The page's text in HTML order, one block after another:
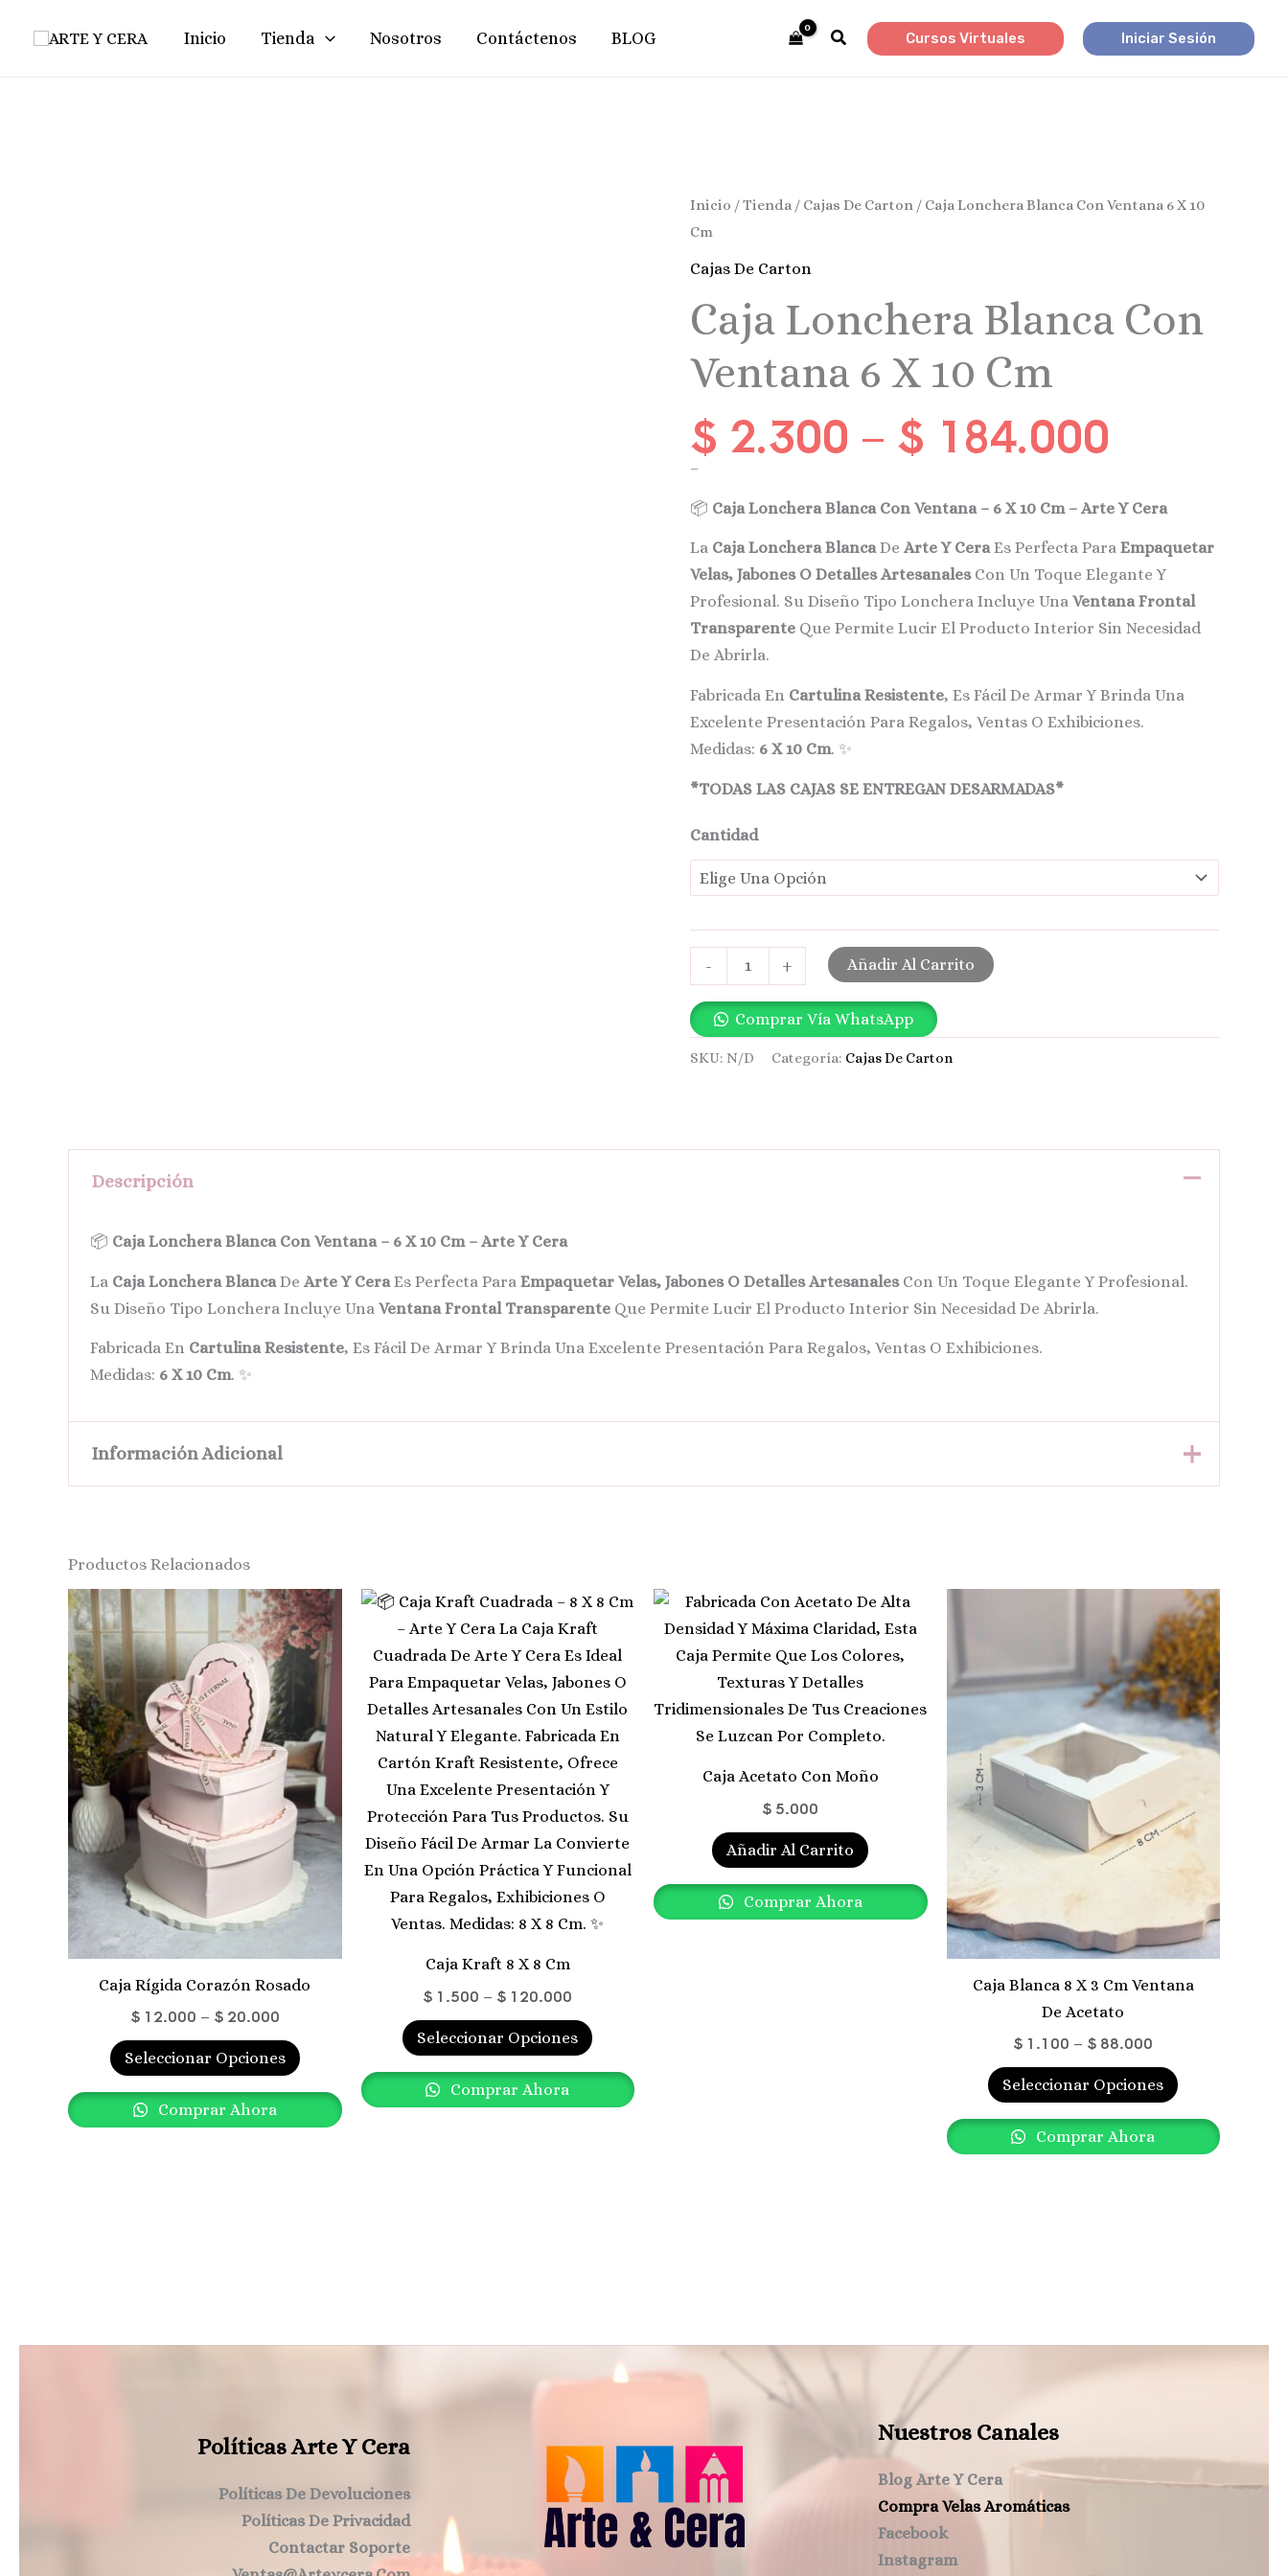
Inicio Tienda Nosotros Contáctenos BLOG Cursos Virtuales Iniciar Sesión
Inicio /Tienda / Cajas De Carton / Caja Lonchera Blanca Con Ventana 6 X 10
Cm
Cajas De Carton
Caja Lonchera Blanca Con
Ventana 6 X 10 Cm
$ 2.300 – $ 184.000
Price
$
–
📦 Caja Lonchera Blanca Con Ventana – 6 X 10 Cm – Arte Y Cera
La Caja Lonchera BlancaDeArte Y CeraEs Perfecta ParaEmpaquetar
Velas, Jabones O Detalles ArtesanalesCon Un Toque Elegante Y
Profesional. Su Diseño Tipo Lonchera Incluye UnaVentana Frontal
Transparente Que Permite Lucir El Producto Interior Sin Necesidad
De Abrirla.
Fabricada En Cartulina Resistente, Es Fácil De Armar Y Brinda Una
Excelente Presentación Para Regalos, Ventas O Exhibiciones.
Medidas: 6 X 10 Cm. ✨
*TODAS LAS CAJAS SE ENTREGAN DESARMADAS*
Cantidad
-
Caja
Lonchera
Con
Ventana
6
X
10
Cm
Cantidad
+ Añadir Al Carrito
Comprar Vía WhatsApp
SKU: N/D Categoría: Cajas De Carton
Descripción
📦 Caja Lonchera Blanca Con Ventana – 6 X 10 Cm – Arte Y Cera
La Caja Lonchera Blanca DeArte Y Cera Es Perfecta ParaEmpaquetar Velas, Jabones O Detalles ArtesanalesCon Un Toque Elegante Y Profesional.
Su Diseño Tipo Lonchera Incluye UnaVentana Frontal Transparente Que Permite Lucir El Producto Interior Sin Necesidad De Abrirla.
Fabricada En Cartulina Resistente, Es Fácil De Armar Y Brinda Una Excelente Presentación Para Regalos, Ventas O Exhibiciones.
Medidas: 6 X 10 Cm. ✨
Información Adicional
Productos Relacionados
Caja Rígida Corazón Rosado
$12.000 – $20.000
Price
Range:
$ 12.000
Through
$ 20.000
Seleccionar Opciones
Este
Producto
Tiene
Múltiples
Variantes.
Las
Opciones
Se
Pueden
Elegir
En
La
Producto
Comprar Ahora
Caja Kraft 8 X 8 Cm
$ 1.500 – $ 120.000
Price
$ 1.500
Through
Seleccionar Opciones
Este
Producto
Tiene
Múltiples
Variantes.
Las
Opciones
Se
Pueden
Elegir
En
La
Página
Comprar Ahora
Caja Acetato Con Moño
$ 5.000
Añadir Al Carrito
Comprar Ahora
Caja Blanca 8 X 3 Cm Ventana
De Acetato
$ 1.100 – $ 88.000
Price
Range:
$ 1.100
Through
$ 88.000
Seleccionar Opciones
Este
Producto
Tiene
Múltiples
Variantes.
Opciones
Pueden
Elegir
En
Página
De
Comprar Ahora
Políticas Arte Y Cera
Políticas De Devoluciones
Políticas De Privacidad
Contactar Soporte
Nuestros Canales
Blog Arte Y Cera
Compra Velas Aromáticas
Facebook
Instagram